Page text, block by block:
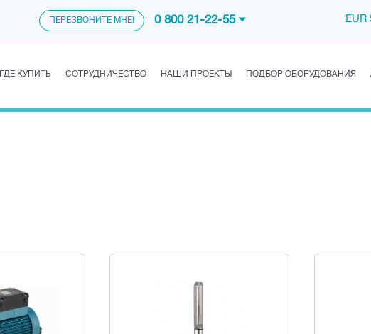
ПЕРЕЗВОНИТЕ МНЕ! 0 800 21-22-55 EUR
ГДЕ КУПИТЬ СОТРУДНИЧЕСТВО НАШИ ПРОЕКТЫ ПОДБОР ОБОРУДОВАНИЯ